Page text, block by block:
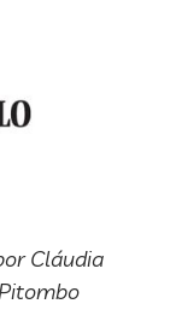
Cláudia